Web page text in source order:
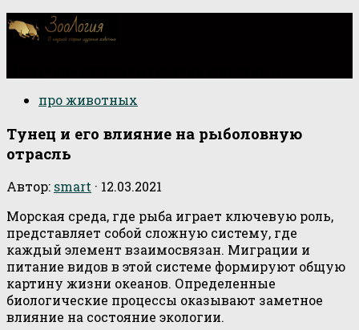
про животных
Тунец и его влияние на рыболовную
отрасль
Автор: smart · 12.03.2021
Морская среда, где рыба играет ключевую роль,
представляет собой сложную систему, где
каждый элемент взаимосвязан. Миграции и
питание видов в этой системе формируют общую
картину жизни океанов. Определенные
биологические процессы оказывают заметное
влияние на состояние экологии.